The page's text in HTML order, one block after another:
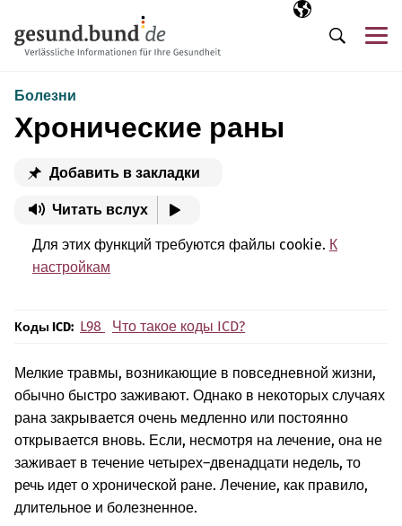
Выбранный
RU
Поиск
Болезни
Хронические раны
Добавить в закладки
Читать вслух
Для этих функций требуются файлы cookie. К
настройкам
Коды ICD: L98 Что такое коды ICD?
Мелкие травмы, возникающие в повседневной жизни,
обычно быстро заживают. Однако в некоторых случаях
рана закрывается очень медленно или постоянно
открывается вновь. Если, несмотря на лечение, она не
заживает в течение четырех–двенадцати недель, то
речь идет о хронической ране. Лечение, как правило,
длительное и болезненное.